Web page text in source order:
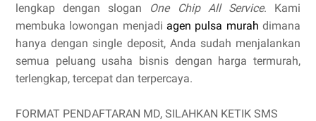
lengkap dengan slogan One Chip All Service. Kami
membuka lowongan menjadi agen pulsa murah dimana
hanya dengan single deposit, Anda sudah menjalankan
semua peluang usaha bisnis dengan harga termurah,
terlengkap, tercepat dan terpercaya.
FORMAT PENDAFTARAN MD, SILAHKAN KETIK SMS